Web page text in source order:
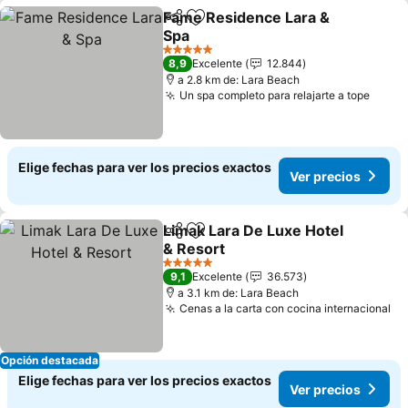
CompartirAgregar a favoritos
Fame Residence Lara &
Spa
5 Estrellas
8,9 Excelente
12.844
a 2.8 km de: Lara Beach
Un spa completo para relajarte a tope
Elige fechas para ver los precios exactos
Ver precios
Opción destacada
CompartirAgregar a favoritos
Limak Lara De Luxe Hotel
& Resort
5 Estrellas
9,1 Excelente
36.573
a 3.1 km de: Lara Beach
Cenas a la carta con cocina internacional
Elige fechas para ver los precios exactos
Ver precios